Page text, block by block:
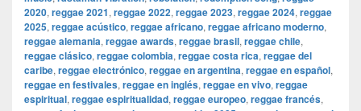
2020, reggae 2021, reggae 2022, reggae 2023, reggae 2024, reggae
2025, reggae acústico, reggae africano, reggae africano moderno,
reggae alemania, reggae awards, reggae brasil, reggae chile,
reggae clásico, reggae colombia, reggae costa rica, reggae del
caribe, reggae electrónico, reggae en argentina, reggae en español,
reggae en festivales, reggae en inglés, reggae en vivo, reggae
espiritual, reggae espiritualidad, reggae europeo, reggae francés,